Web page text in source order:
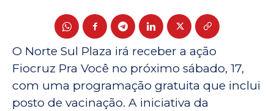
O Norte Sul Plaza irá receber a ação
Fiocruz Pra Você no próximo sábado, 17,
com uma programação gratuita que inclui
posto de vacinação. A iniciativa da